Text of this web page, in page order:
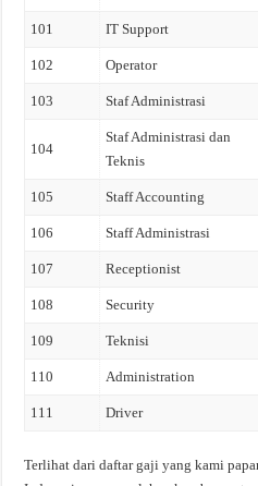
101 IT Support
102 Operator
103 Staf Administrasi
104
Staf Administrasi dan
Teknis
105 Staff Accounting
106 Staff Administrasi
107 Receptionist
108 Security
109 Teknisi
110 Administration
111 Driver
Terlihat dari daftar gaji yang kami